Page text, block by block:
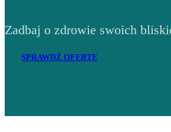
Zadbaj o zdrowie swoich
SPRAWDŹ OFERTĘ